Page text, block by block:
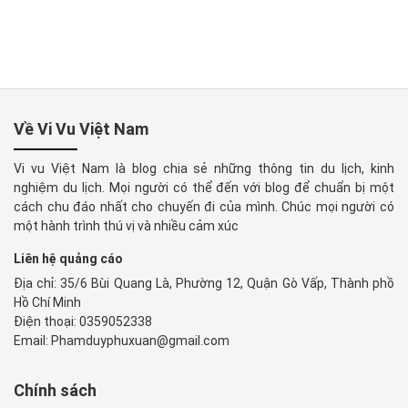
Về Vi Vu Việt Nam
Vi vu Việt Nam là blog chia sẻ những thông tin du lịch, kinh
nghiệm du lịch. Mọi người có thể đến với blog để chuẩn bị một
cách chu đáo nhất cho chuyến đi của mình. Chúc mọi người có
một hành trình thú vị và nhiều cảm xúc
Liên hệ quảng cáo
Địa chỉ: 35/6 Bùi Quang Là, Phường 12, Quận Gò Vấp, Thành phồ
Hồ Chí Minh
Điện thoại: 0359052338
Email: Phamduyphuxuan@gmail.com
Chính sách